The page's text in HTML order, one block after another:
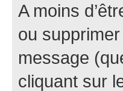
A moins
ou
message
cliquant sur